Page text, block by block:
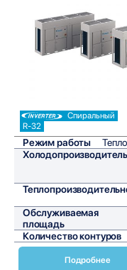
Сравнить
Спиральный
R-32
Режим работы
Обслуживаемая
площадь
Количество контуров
Подробнее